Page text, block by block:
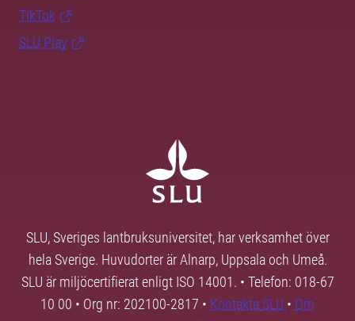
TikTok
SLU Play
SLU, Sveriges lantbruksuniversitet, har verksamhet över
hela Sverige. Huvudorter är Alnarp, Uppsala och Umeå.
SLU är miljöcertifierat enligt ISO 14001. • Telefon: 018-67
10 00 • Org nr: 202100-2817 • Kontakta SLU • Om